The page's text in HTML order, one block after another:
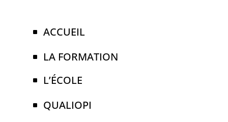
ACCUEIL
LA FORMATION
L’ÉCOLE
QUALIOPI